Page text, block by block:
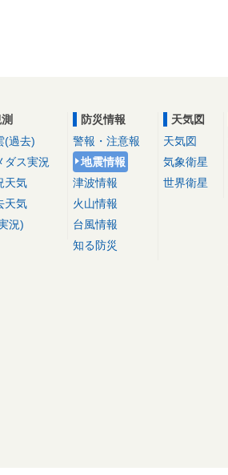
(過去)
ダス実況
天気
天気
況)
防災情報
警報・注意報
地震情報
津波情報
火山情報
台風情報
知る防災
天気図
天気図
気象衛星
世界衛星